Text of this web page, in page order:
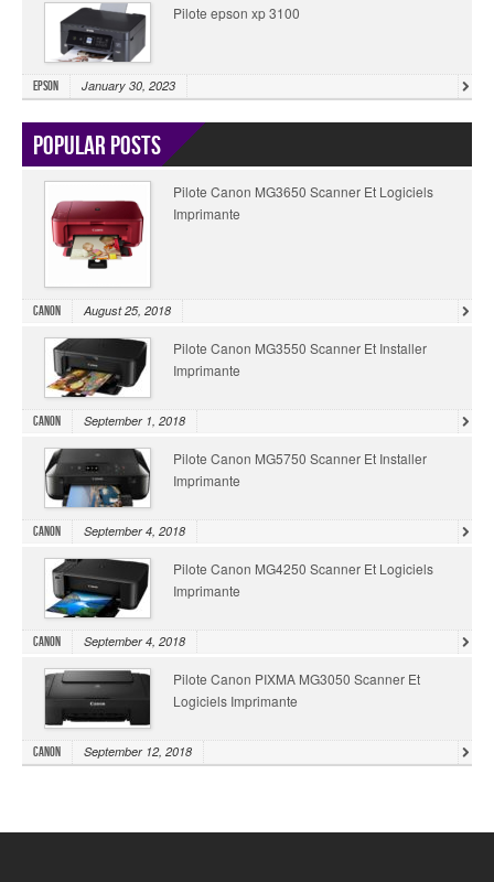
Pilote epson xp 3100
Epson January 30, 2023
Popular Posts
Pilote Canon MG3650 Scanner Et Logiciels
Imprimante
Canon August 25, 2018
Pilote Canon MG3550 Scanner Et Installer
Imprimante
Canon September 1, 2018
Pilote Canon MG5750 Scanner Et Installer
Imprimante
Canon September 4, 2018
Pilote Canon MG4250 Scanner Et Logiciels
Imprimante
Canon September 4, 2018
Pilote Canon PIXMA MG3050 Scanner Et
Logiciels Imprimante
Canon September 12, 2018